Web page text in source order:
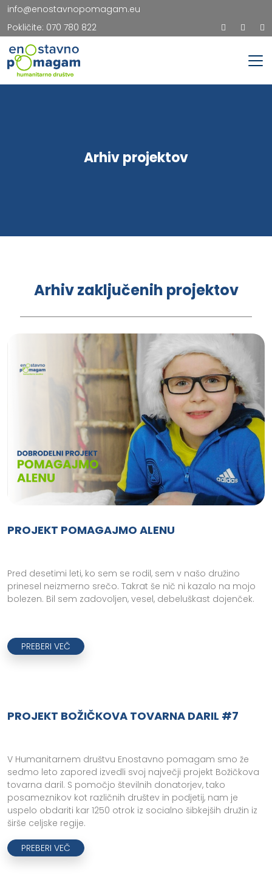
info@enostavnopomagam.eu
Pokličite: 070 780 822
Arhiv projektov
Arhiv zaključenih projektov
PROJEKT POMAGAJMO ALENU
Pred desetimi leti, ko sem se rodil, sem v našo družino
prinesel neizmerno srečo. Takrat še nič ni kazalo na mojo
bolezen. Bil sem zadovoljen, vesel, debeluškast dojenček.
PREBERI VEČ
PROJEKT BOŽIČKOVA TOVARNA DARIL #7
V Humanitarnem društvu Enostavno pomagam smo že
sedmo leto zapored izvedli svoj največji projekt Božičkova
tovarna daril. S pomočjo številnih donatorjev, tako
posameznikov kot različnih društev in podjetij, nam je
uspelo obdariti kar 1250 otrok iz socialno šibkejših družin iz
širše celjske regije.
PREBERI VEČ